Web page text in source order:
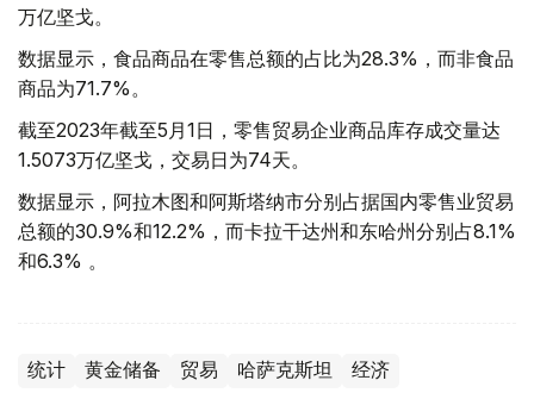
万亿坚戈。
数据显示，食品商品在零售总额的占比为28.3%，而非食品
商品为71.7%。
截至2023年截至5月1日，零售贸易企业商品库存成交量达
1.5073万亿坚戈，交易日为74天。
数据显示，阿拉木图和阿斯塔纳市分别占据国内零售业贸易
总额的30.9%和12.2%，而卡拉干达州和东哈州分别占8.1%
和6.3% 。
统计 黄金储备 贸易 哈萨克斯坦 经济